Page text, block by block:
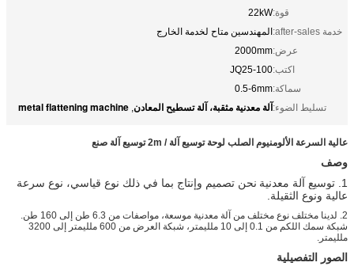
قوة:22kW
خدمة after-sales:
المهندسين متاح لخدمة الخارج
عرض:2000mm
اكتب:JQ25-100
سماكة:0.5-6mm
تسليط الضوء:آلة معدنية مثقبة، آلة تسطيح المعادن,
metal flattening machine
عالية السرعة الألومنيوم الصلب لوحة توسيع آلة / 2m توسيع آلة صنع
وصف
1. توسيع آلة معدنية
نحن تصميم وإنتاج بما في ذلك نوع قياسي، نوع سرعة
عالية ونوع الثقيلة.
2. لدينا مختلف نوع مختلف من آلة معدنية موسعة، مواصفات من 6.3 طن إلى 160 طن.
شبكة سمك اللكم من 0.1 إلى 10 ملليمتر، شبكة العرض من 600 ملليمتر إلى 3200
ملليمتر.
الصور التفصيلية